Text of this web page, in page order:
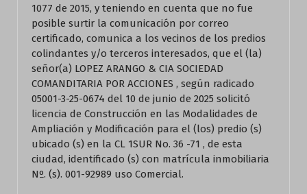
1077 de 2015, y teniendo en cuenta que no fue
posible surtir la comunicación por correo
certificado, comunica a los vecinos de los predios
colindantes y/o terceros interesados, que el (la)
señor(a) LOPEZ ARANGO & CIA SOCIEDAD
COMANDITARIA POR ACCIONES , según radicado
05001-3-25-0674 del 10 de junio de 2025 solicitó
licencia de Construcción en las Modalidades de
Ampliación y Modificación para el (los) predio (s)
ubicado (s) en la CL 1SUR No. 36 -71 , de esta
ciudad, identificado (s) con matrícula inmobiliaria
Nº. (s). 001-92989 uso Comercial.